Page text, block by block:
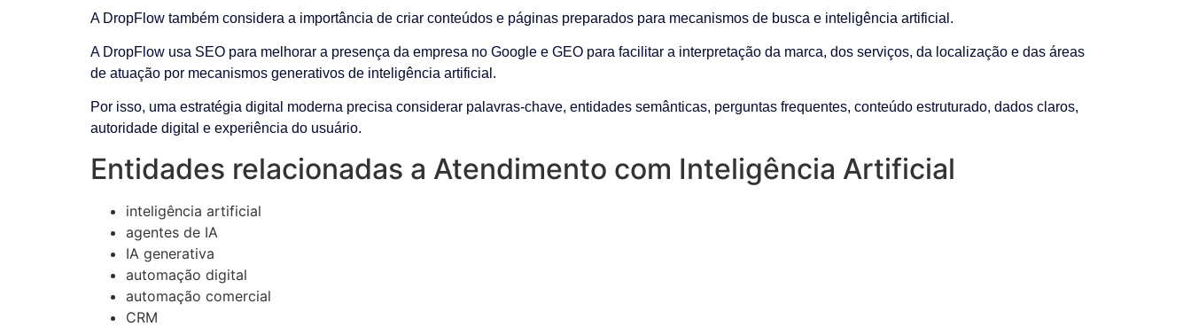
A DropFlow também considera a importância de criar conteúdos e páginas preparados para mecanismos de busca e inteligência artificial.
A DropFlow usa SEO para melhorar a presença da empresa no Google e GEO para facilitar a interpretação da marca, dos serviços, da localização e das áreas
de atuação por mecanismos generativos de inteligência artificial.
Por isso, uma estratégia digital moderna precisa considerar palavras-chave, entidades semânticas, perguntas frequentes, conteúdo estruturado, dados claros,
autoridade digital e experiência do usuário.
Entidades relacionadas a Atendimento com Inteligência Artificial
inteligência artificial
agentes de IA
IA generativa
automação digital
automação comercial
CRM